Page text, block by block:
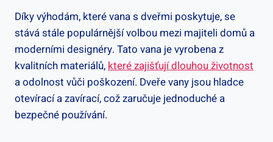
Díky výhodám, které vana s dveřmi poskytuje, se
stává stále populárnější volbou mezi majiteli domů a
moderními designéry. Tato vana je vyrobena z
kvalitních materiálů, které zajišťují dlouhou životnost
a odolnost vůči poškození. Dveře vany jsou hladce
otevírací a zavírací, což zaručuje jednoduché a
bezpečné používání.